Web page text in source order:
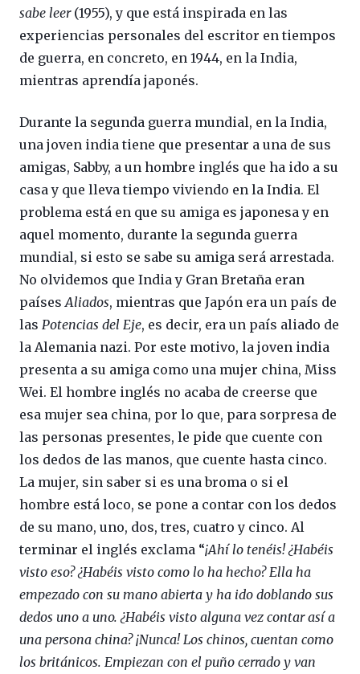
sabe leer(1955), y que está inspirada en las
experiencias personales del escritor en tiempos
de guerra, en concreto, en 1944, en la India,
mientras aprendía japonés.
Durante la segunda guerra mundial, en la India,
una joven india tiene que presentar a una de sus
amigas, Sabby, a un hombre inglés que ha ido a su
casa y que lleva tiempo viviendo en la India. El
problema está en que su amiga es japonesa y en
aquel momento, durante la segunda guerra
mundial, si esto se sabe su amiga será arrestada.
No olvidemos que India y Gran Bretaña eran
países Aliados, mientras que Japón era un país de
las Potencias del Eje, es decir, era un país aliado de
la Alemania nazi. Por este motivo, la joven india
presenta a su amiga como una mujer china, Miss
Wei. El hombre inglés no acaba de creerse que
esa mujer sea china, por lo que, para sorpresa de
las personas presentes, le pide que cuente con
los dedos de las manos, que cuente hasta cinco.
La mujer, sin saber si es una broma o si el
hombre está loco, se pone a contar con los dedos
de su mano, uno, dos, tres, cuatro y cinco. Al
terminar el inglés exclama “¡Ahí lo tenéis! ¿Habéis
visto eso? ¿Habéis visto como lo ha hecho? Ella ha
empezado con su mano abierta y ha ido doblando sus
dedos uno a uno. ¿Habéis visto alguna vez contar así a
una persona china? ¡Nunca! Los chinos, cuentan como
los británicos. Empiezan con el puño cerrado y van